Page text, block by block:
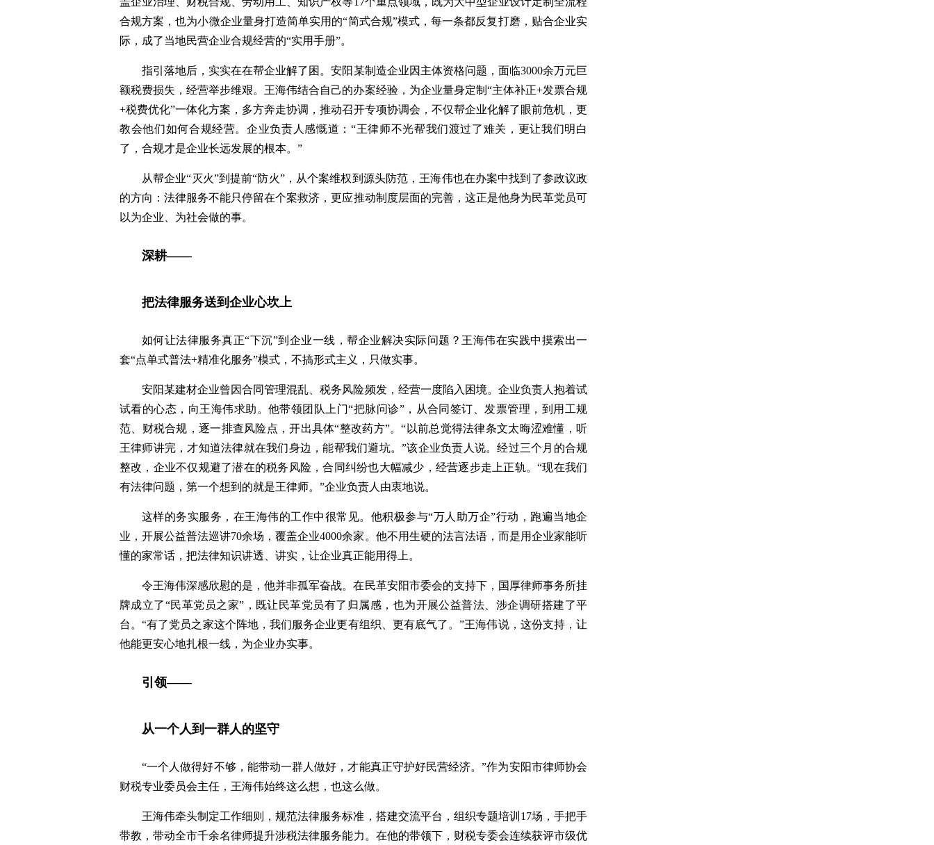
合规方案，也为小微企业量身打造简单实用的“简式合规”模式，每一条都反复打磨，贴合企业实
际，成了当地民营企业合规经营的“实用手册”。
指引落地后，实实在在帮企业解了困。安阳某制造企业因主体资格问题，面临3000余万元巨
额税费损失，经营举步维艰。王海伟结合自己的办案经验，为企业量身定制“主体补正+发票合规
+税费优化”一体化方案，多方奔走协调，推动召开专项协调会，不仅帮企业化解了眼前危机，更
教会他们如何合规经营。企业负责人感慨道：“王律师不光帮我们渡过了难关，更让我们明白
了，合规才是企业长远发展的根本。”
从帮企业“灭火”到提前“防火”，从个案维权到源头防范，王海伟也在办案中找到了参政议政
的方向：法律服务不能只停留在个案救济，更应推动制度层面的完善，这正是他身为民革党员可
以为企业、为社会做的事。
深耕——
把法律服务送到企业心坎上
如何让法律服务真正“下沉”到企业一线，帮企业解决实际问题？王海伟在实践中摸索出一
套“点单式普法+精准化服务”模式，不搞形式主义，只做实事。
安阳某建材企业曾因合同管理混乱、税务风险频发，经营一度陷入困境。企业负责人抱着试
试看的心态，向王海伟求助。他带领团队上门“把脉问诊”，从合同签订、发票管理，到用工规
范、财税合规，逐一排查风险点，开出具体“整改药方”。“以前总觉得法律条文太晦涩难懂，听
王律师讲完，才知道法律就在我们身边，能帮我们避坑。”该企业负责人说。经过三个月的合规
整改，企业不仅规避了潜在的税务风险，合同纠纷也大幅减少，经营逐步走上正轨。“现在我们
有法律问题，第一个想到的就是王律师。”企业负责人由衷地说。
这样的务实服务，在王海伟的工作中很常见。他积极参与“万人助万企”行动，跑遍当地企
业，开展公益普法巡讲70余场，覆盖企业4000余家。他不用生硬的法言法语，而是用企业家能听
懂的家常话，把法律知识讲透、讲实，让企业真正能用得上。
令王海伟深感欣慰的是，他并非孤军奋战。在民革安阳市委会的支持下，国厚律师事务所挂
牌成立了“民革党员之家”，既让民革党员有了归属感，也为开展公益普法、涉企调研搭建了平
台。“有了党员之家这个阵地，我们服务企业更有组织、更有底气了。”王海伟说，这份支持，让
他能更安心地扎根一线，为企业办实事。
引领——
从一个人到一群人的坚守
“一个人做得好不够，能带动一群人做好，才能真正守护好民营经济。”作为安阳市律师协会
财税专业委员会主任，王海伟始终这么想，也这么做。
王海伟牵头制定工作细则，规范法律服务标准，搭建交流平台，组织专题培训17场，手把手
带教，带动全市千余名律师提升涉税法律服务能力。在他的带领下，财税专委会连续获评市级优